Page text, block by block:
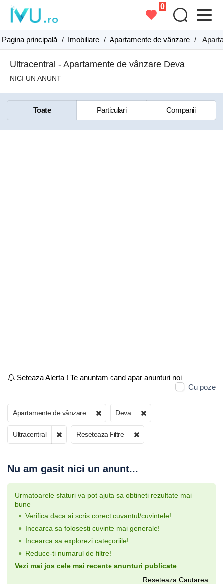
0
Pagina principală / Imobiliare / Apartamente de vânzare /
Ultracentral - Apartamente de vânzare Deva
NICI UN ANUNT
Toate Particulari Companii
Seteaza Alerta ! Te anuntam cand apar anunturi noi
Cu poze
Apartamente de vânzare Deva
Ultracentral Reseteaza Filtre
Nu am gasit nici un anunt...
Urmatoarele sfaturi va pot ajuta sa obtineti rezultate mai
bune
Verifica daca ai scris corect cuvantul/cuvintele!
Incearca sa folosesti cuvinte mai generale!
Incearca sa explorezi categoriile!
Reduce-ti numarul de filtre!
Vezi mai jos cele mai recente anunturi publicate
Reseteaza Cautarea